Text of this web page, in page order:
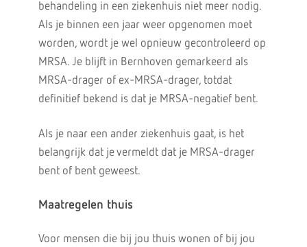
behandeling in een ziekenhuis niet meer nodig.
Als je binnen een jaar weer opgenomen moet
worden, wordt je wel opnieuw gecontroleerd op
MRSA. Je blijft in Bernhoven gemarkeerd als
MRSA-drager of ex-MRSA-drager, totdat
definitief bekend is dat je MRSA-negatief bent.
Als je naar een ander ziekenhuis gaat, is het
belangrijk dat je vermeldt dat je MRSA-drager
bent of bent geweest.
Maatregelen thuis
Voor mensen die bij jou thuis wonen of bij jou